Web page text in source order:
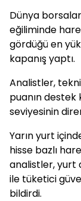
Dünya
eğiliminde
gördüğü en
kapanış yaptı.
Analistler,
puanın destek
seviyesinin
Yarın yurt
hisse bazlı
analistler, yurt
ile tüketici
bildirdi.